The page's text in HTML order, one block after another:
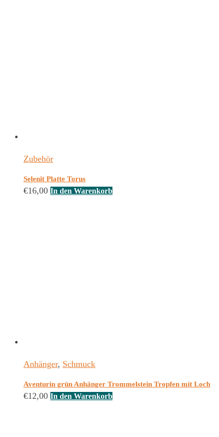
Zubehör
Selenit Platte Torus
€16,00 In den Warenkorb
Anhänger, Schmuck
Aventurin grün Anhänger Trommelstein Tropfen mit Loch
€12,00 In den Warenkorb